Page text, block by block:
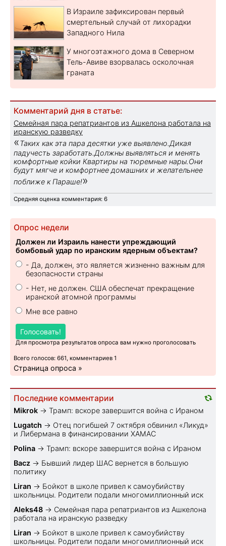
В Израиле зафиксирован первый
смертельный случай от лихорадки
Западного Нила
У многоэтажного дома в Северном
Тель-Авиве взорвалась осколочная
граната
Комментарий дня в статье:
Семейная пара репатриантов из Ашкелона работала на
иранскую разведку
«Таких как эта пара десятки уже выявлено.Дикая
падучесть заработать.Должны выявляться и менять
комфортные койки Квартиры на тюремные нары.Они
будут мягче и комфортнее домашних и желательнее
поближе к Параше!»
Средняя оценка комментария: 6
Опрос недели
Должен ли Израиль нанести упреждающий
бомбовый удар по иранским ядерным объектам?
- Да, должен, это является жизненно важным для
безопасности страны
- Нет, не должен. США обеспечат прекращение
иранской атомной программы
Мне все равно
Голосовать!
Для просмотра результатов опроса вам нужно проголосовать
Всего голосов: 661, комментариев 1
Страница опроса »
Последние комментарии
Mikrok → Трамп: вскоре завершится война с Ираном
Lugatch → Отец погибшей 7 октября обвинил «Ликуд»
и Либермана в финансировании ХАМАС
Polina → Трамп: вскоре завершится война с Ираном
Bacz → Бывший лидер ШАС вернется в большую
политику
Liran → Бойкот в школе привел к самоубийству
школьницы. Родители подали многомиллионный иск
Aleks48 → Семейная пара репатриантов из Ашкелона
работала на иранскую разведку
Liran → Бойкот в школе привел к самоубийству
школьницы. Родители подали многомиллионный иск